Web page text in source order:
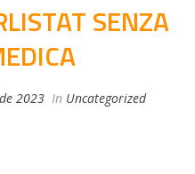
SENZA
2023 In Uncategorized